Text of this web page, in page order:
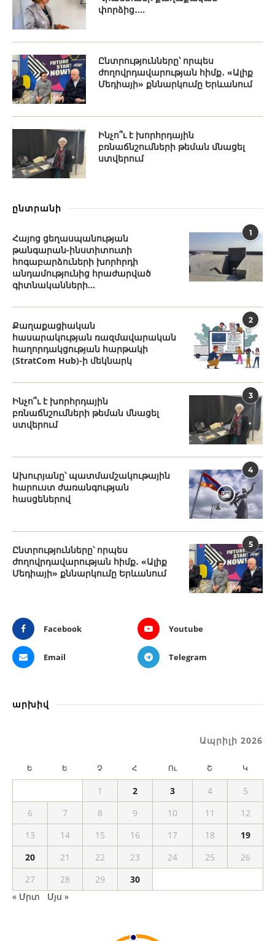
փորձից․...
Ընտրությունները՝ որպես
ժողովրդավարության հիմք․ «Ալիք
Մեդիայի» քննարկումը Երևանում
Ինչո՞ւ է խորհրդային
բռնաճնշումների թեման մնացել
ստվերում
ընտրանի
1
Հայոց ցեղասպանության
թանգարան-ինստիտուտի
հոգաբարձուների խորհրդի
անդամությունից հրաժարված
գիտնականների...
2
Քաղաքացիական
հասարակության ռազմավարական
հաղորդակցության հարթակի
(StratCom Hub)-ի մեկնարկ
3
Ինչո՞ւ է խորհրդային
բռնաճնշումների թեման մնացել
ստվերում
4
Ախուրյանը՝ պատմամշակութային
հարուստ ժառանգության
հասցեներով
5
Ընտրությունները՝ որպես
ժողովրդավարության հիմք․ «Ալիք
Մեդիայի» քննարկումը Երևանում
Facebook Youtube
Email Telegram
արխիվ
Ապրիլի 2026
Ե Ե Չ Հ Ու Շ Կ
1 2 3 4
5
6
7 8 9 10 11
12
13
14 15 16 17 18
19
20
21 22 23 24 25
26
27
28 29
30
« Մրտ
Մյս »